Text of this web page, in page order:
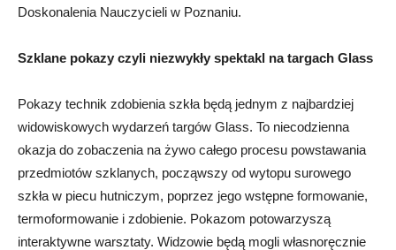
Doskonalenia Nauczycieli w Poznaniu.
Szklane pokazy czyli niezwykły spektakl na targach Glass
Pokazy technik zdobienia szkła będą jednym z najbardziej
widowiskowych wydarzeń targów Glass. To niecodzienna
okazja do zobaczenia na żywo całego procesu powstawania
przedmiotów szklanych, począwszy od wytopu surowego
szkła w piecu hutniczym, poprzez jego wstępne formowanie,
termoformowanie i zdobienie. Pokazom potowarzyszą
interaktywne warsztaty. Widzowie będą mogli własnoręcznie